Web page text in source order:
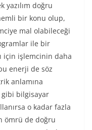
yazılım doğru
bir konu olup,
mal olabileceği
ile bir
için işlemcinin daha
enerji de söz
anlamına
bilgisayar
o kadar fazla
ömrü de doğru